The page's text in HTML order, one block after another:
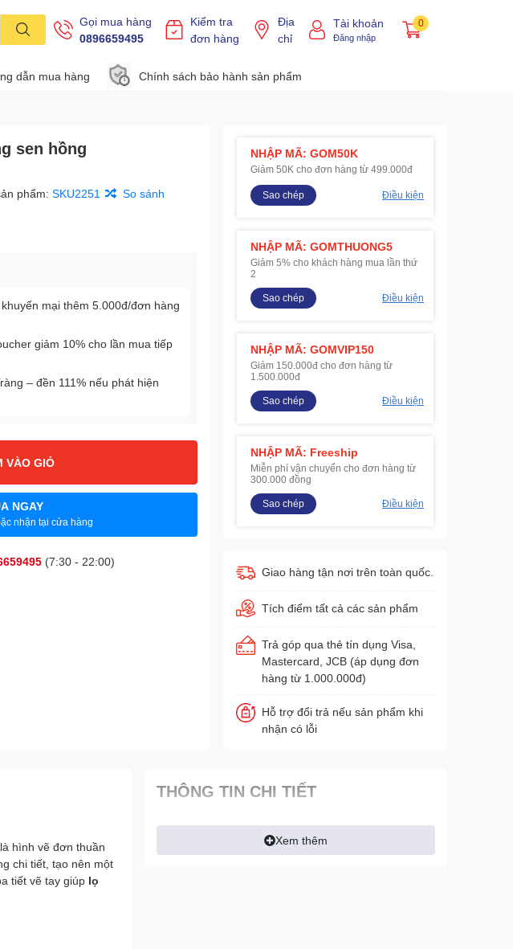
Gọi mua hàng
0896659495
Kiểm tra
đơn hàng
Địa
chỉ
Tài khoản
Đăng nhập
0
dẫn mua hàng Chính sách bảo hành sản phẩm
sen hồng
phẩm:SKU2251 So sánh
khuyến mại thêm 5.000đ/đơn hàng
giảm 10% cho lần mua tiếp
– đền 111% nếu phát hiện
VÀO GIỎ
NGAY
nhận tại cửa hàng
(7:30 - 22:00)
NHẬP MÃ: GOM50K
Giảm 50K cho đơn hàng từ 499.000đ
Sao chép Điều kiện
NHẬP MÃ: GOMTHUONG5
Giảm 5% cho khách hàng mua lần thứ
2
Sao chép
Điều kiện
NHẬP MÃ: GOMVIP150
Giảm 150.000đ cho đơn hàng từ
1.500.000đ
Sao chép
Điều kiện
NHẬP MÃ: Freeship
Miễn phí vận chuyển cho đơn hàng từ
300.000 đồng
Sao chép
Điều kiện
Giao hàng tận nơi trên toàn quốc.
Tích điểm tất cả các sản phẩm
Trả góp qua thẻ tín dụng Visa,
Mastercard, JCB (áp dụng đơn
hàng từ 1.000.000đ)
Hỗ trợ đổi trả nếu sản phẩm khi
nhận có lỗi
hình vẽ đơn thuần
chi tiết, tạo nên một
tiết vẽ tay giúp lọ
THÔNG TIN CHI TIẾT
Xem thêm